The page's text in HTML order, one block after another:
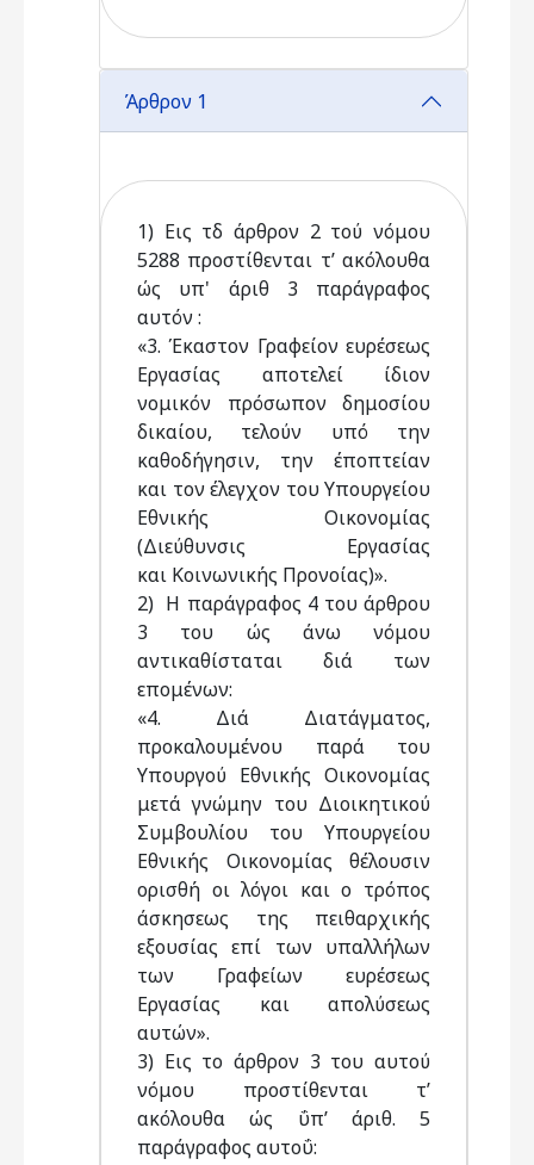
Άρθρον 1
1) Εις τδ άρθρον 2 τού νόμου
5288 προστίθενται τ’ ακόλουθα
ώς υπ' άριθ 3 παράγραφος
αυτόν :
«3. Έκαστον Γραφείον ευρέσεως
Εργασίας αποτελεί ίδιον
νομικόν πρόσωπον δημοσίου
δικαίου, τελούν υπό την
καθοδήγησιν, την έποπτείαν
και τον έλεγχον του Υπουργείου
Εθνικής Οικονομίας
(Διεύθυνσις Εργασίας
και Κοινωνικής Προνοίας)».
2) Η παράγραφος 4 του άρθρου
3 του ώς άνω νόμου
αντικαθίσταται διά των
επομένων:
«4. Διά Διατάγματος,
προκαλουμένου παρά του
Υπουργού Εθνικής Οικονομίας
μετά γνώμην του Διοικητικού
Συμβουλίου του Υπουργείου
Εθνικής Οικονομίας θέλουσιν
ορισθή οι λόγοι και ο τρόπος
άσκησεως της πειθαρχικής
εξουσίας επί των υπαλλήλων
των Γραφείων ευρέσεως
Εργασίας και απολύσεως
αυτών».
3) Εις το άρθρον 3 του αυτού
νόμου προστίθενται τ’
ακόλουθα ώς ΰπ’ άριθ. 5
παράγραφος αυτοΰ: